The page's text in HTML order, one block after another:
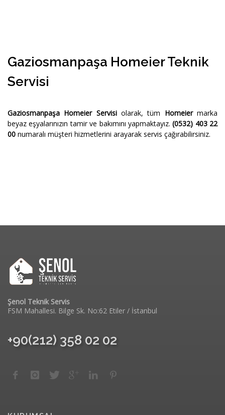
Gaziosmanpaşa Homeier Teknik
Servisi
Gaziosmanpaşa Homeier Servisiolarak, tüm Homeiermarka
beyaz eşyalarınızın tamir ve bakımını yapmaktayız.(0532) 403 22
00 numaralı müşteri hizmetlerini arayarak servis çağırabilirsiniz.
Şenol Teknik Servis
FSM Mahallesi. Bilge Sk. No:62 Etiler / İstanbul
+90(212) 358 02 02